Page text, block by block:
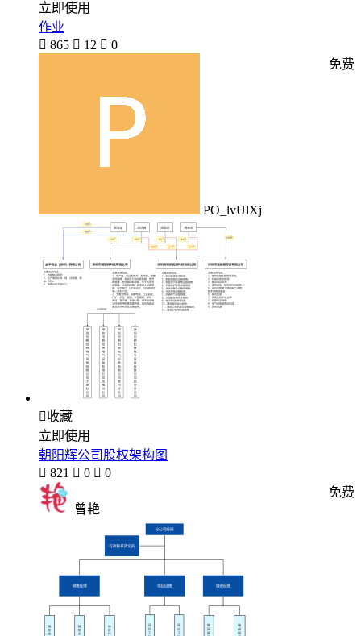
立即使用
作业
 865  12  0
PO_lvUlXj
免费
收藏
立即使用
朝阳辉公司股权架构图
 821  0  0
曾艳
免费